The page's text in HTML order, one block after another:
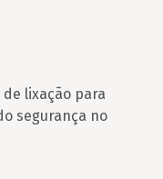
lixação para
segurança no